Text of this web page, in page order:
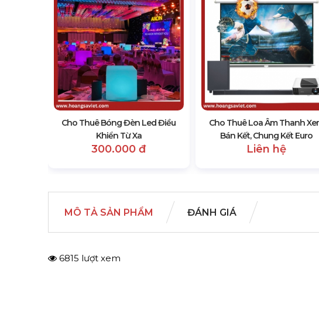
Cho Thuê Bóng Đèn Led Điều
Khiển Từ Xa
300.000 đ
Cho Thuê Loa Âm Thanh
Bán Kết, Chung Kết Euro
Liên hệ
MÔ TẢ SẢN PHẨM ĐÁNH GIÁ
6815 lượt xem